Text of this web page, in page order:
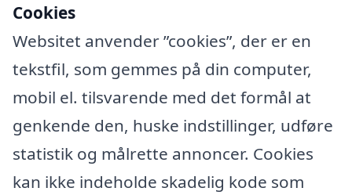
Cookies
Websitet anvender ”cookies”, der er en
tekstfil, som gemmes på din computer,
mobil el. tilsvarende med det formål at
genkende den, huske indstillinger, udføre
statistik og målrette annoncer. Cookies
kan ikke indeholde skadelig kode som